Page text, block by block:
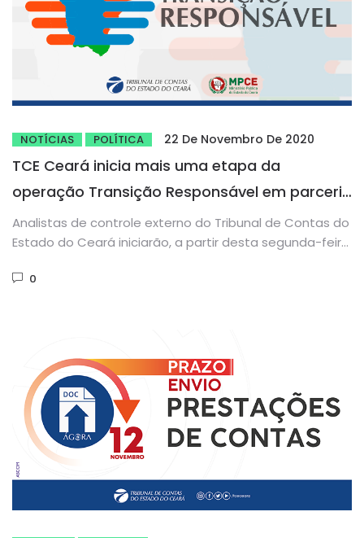
NOTÍCIAS POLÍTICA 22 De Novembro De 2020
TCE Ceará inicia mais uma etapa da
operação Transição Responsável em parceria
com o MPCE
Analistas de controle externo do Tribunal de Contas do
Estado do Ceará iniciarão, a partir desta segunda-feira
0